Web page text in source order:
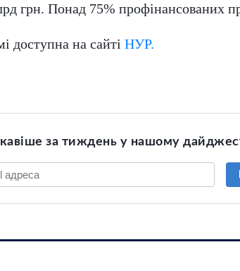
грн. Понад 75% профінансованих
доступна на сайті НУР.
за тиждень у нашому